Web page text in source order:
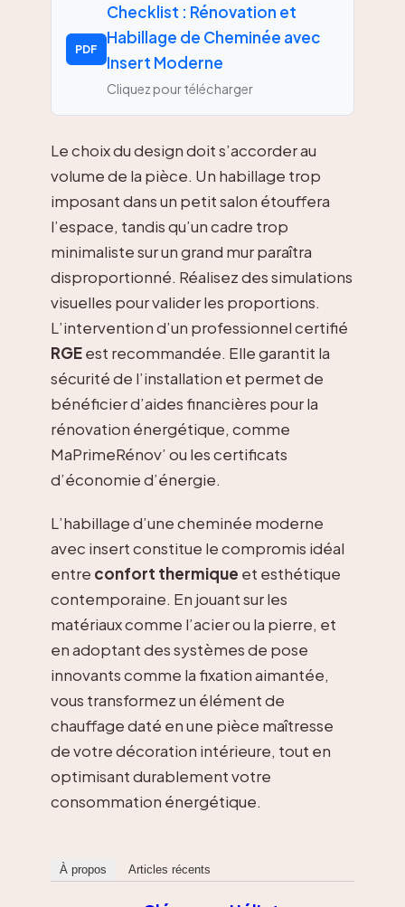
PDF
Checklist : Rénovation et
Habillage de Cheminée avec
Insert Moderne
Cliquez pour télécharger
Le choix du design doit s’accorder au
volume de la pièce. Un habillage trop
imposant dans un petit salon étouffera
l’espace, tandis qu’un cadre trop
minimaliste sur un grand mur paraîtra
disproportionné. Réalisez des simulations
visuelles pour valider les proportions.
L’intervention d’un professionnel certifié
RGEest recommandée. Elle garantit la
sécurité de l’installation et permet de
bénéficier d’aides financières pour la
rénovation énergétique, comme
MaPrimeRénov’ ou les certificats
d’économie d’énergie.
L’habillage d’une cheminée moderne
avec insert constitue le compromis idéal
entre confort thermique et esthétique
contemporaine. En jouant sur les
matériaux comme l’acier ou la pierre, et
en adoptant des systèmes de pose
innovants comme la fixation aimantée,
vous transformez un élément de
chauffage daté en une pièce maîtresse
de votre décoration intérieure, tout en
optimisant durablement votre
consommation énergétique.
À propos Articles récents